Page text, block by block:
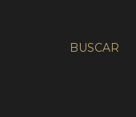
BUSCAR